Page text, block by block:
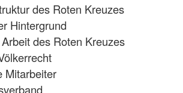
des Roten Kreuzes
Hintergrund
des Roten Kreuzes
Mitarbeiter